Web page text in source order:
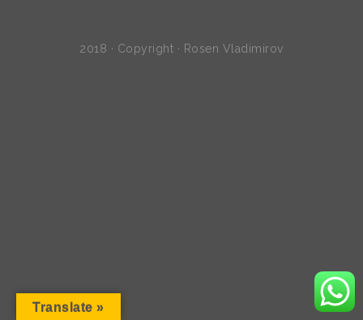
2018 · Copyright · Rosen Vladimirov
Translate »